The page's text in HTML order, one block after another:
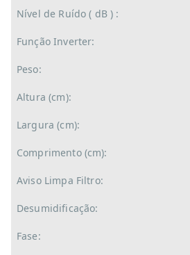
Nível de Ruído ( dB ) :
Função Inverter:
Peso:
Altura (cm):
Largura (cm):
Comprimento (cm):
Aviso Limpa Filtro:
Desumidificação:
Fase: